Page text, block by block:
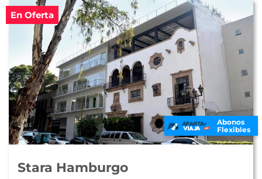
En Oferta
Abonos
Flexibles
Stara Hamburgo